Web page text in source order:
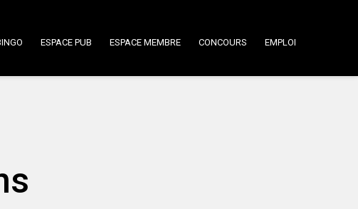
ESPACE PUB ESPACE MEMBRE CONCOURS EMPLOI